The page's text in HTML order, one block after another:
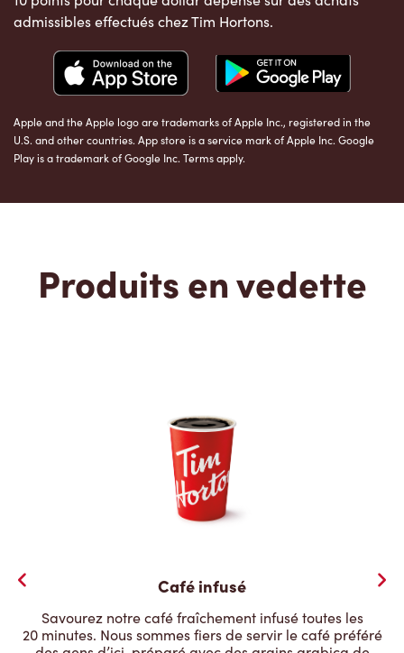
admissibles effectués chez Tim Hortons.
Apple and the Apple logo are trademarks of Apple Inc., registered in the
U.S. and other countries. App store is a service mark of Apple Inc. Google
Play is a trademark of Google Inc. Terms apply.
Produits en vedette
Café infusé
Savourez notre café fraîchement infusé toutes les
20 minutes. Nous sommes fiers de servir le café préféré